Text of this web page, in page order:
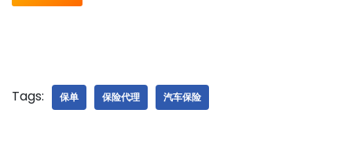
Tags: 保单 保险代理 汽车保险